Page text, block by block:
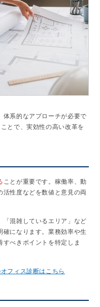
体系的なアプローチが必要で
とで、実効性の高い改革を
ことが重要です。稼働率、動
性度などを数値と意見の両
「混雑しているエリア」など
確になります。業務効率や生
べきポイントを特定しま
フィス診断はこちら